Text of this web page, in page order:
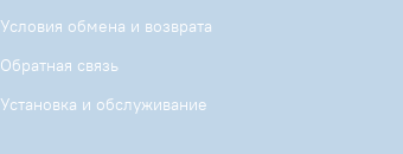
Условия обмена и возврата
Обратная связь
Установка и обслуживание